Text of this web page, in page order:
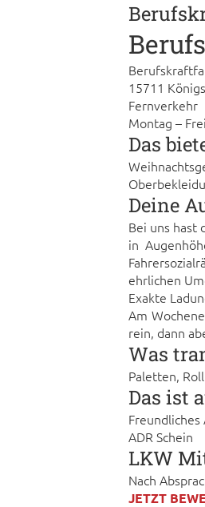
15711
Fernverkehr
Montag –
Das
Deine
Bei uns hast
in
ehrlichen
Exakte
Am
rein, dann
Was
Paletten,
Das ist
ADR Schein
LKW
Nach
JETZT